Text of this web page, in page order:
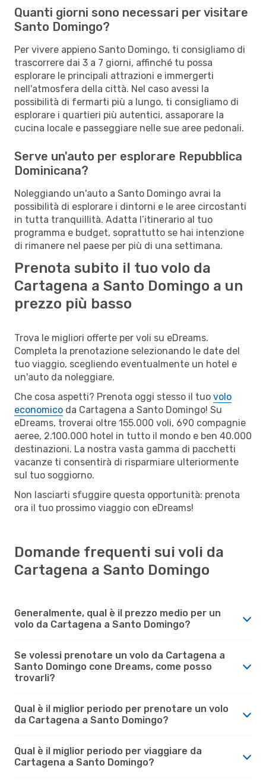
Quanti giorni sono necessari per visitare
Santo Domingo?
Per vivere appieno Santo Domingo, ti consigliamo di
trascorrere dai 3 a 7 giorni, affinché tu possa
esplorare le principali attrazioni e immergerti
nell'atmosfera della città. Nel caso avessi la
possibilità di fermarti più a lungo, ti consigliamo di
esplorare i quartieri più autentici, assaporare la
cucina locale e passeggiare nelle sue aree pedonali.
Serve un'auto per esplorare Repubblica
Dominicana?
Noleggiando un'auto a Santo Domingo avrai la
possibilità di esplorare i dintorni e le aree circostanti
in tutta tranquillità. Adatta l’itinerario al tuo
programma e budget, soprattutto se hai intenzione
di rimanere nel paese per più di una settimana.
Prenota subito il tuo volo da
Cartagena a Santo Domingo a un
prezzo più basso
Trova le migliori offerte per voli su eDreams.
Completa la prenotazione selezionando le date del
tuo viaggio, scegliendo eventualmente un hotel e
un'auto da noleggiare.
Che cosa aspetti? Prenota oggi stesso il tuo volo
economico da Cartagena a Santo Domingo! Su
eDreams, troverai oltre 155.000 voli, 690 compagnie
aeree, 2.100.000 hotel in tutto il mondo e ben 40.000
destinazioni. La nostra vasta gamma di pacchetti
vacanze ti consentirà di risparmiare ulteriormente
sul tuo soggiorno.
Non lasciarti sfuggire questa opportunità: prenota
ora il tuo prossimo viaggio con eDreams!
Domande frequenti sui voli da
Cartagena a Santo Domingo
Generalmente, qual è il prezzo medio per un
volo da Cartagena a Santo Domingo?
Se volessi prenotare un volo da Cartagena a
Santo Domingo cone Dreams, come posso
trovarli?
Qual è il miglior periodo per prenotare un volo
da Cartagena a Santo Domingo?
Qual è il miglior periodo per viaggiare da
Cartagena a Santo Domingo?